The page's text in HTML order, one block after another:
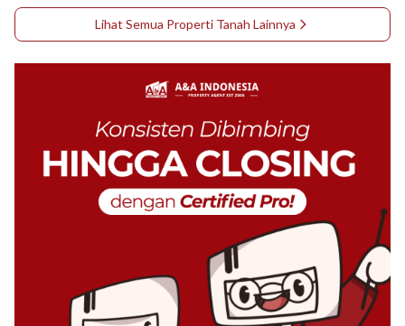
Lihat Semua Properti Tanah Lainnya